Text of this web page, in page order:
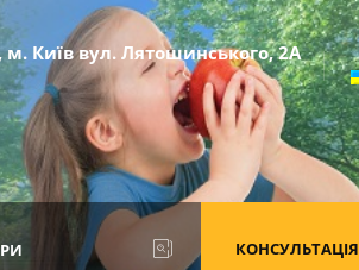
м. Київ вул. Лятошинського, 2А
КОНСУЛЬТАЦІЯ